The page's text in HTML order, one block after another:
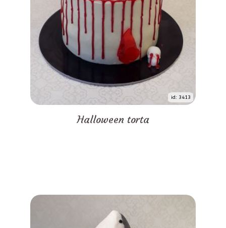
id: 3413
Halloween torta